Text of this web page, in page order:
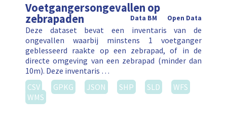
Voetgangersongevallen op
zebrapaden Open Data
Data BM
Deze dataset bevat een inventaris van de
ongevallen waarbij minstens 1 voetganger
geblesseerd raakte op een zebrapad, of in de
directe omgeving van een zebrapad (minder dan
10m). Deze inventaris …
CSV
GPKG JSON SHP SLD
WFS
WMS